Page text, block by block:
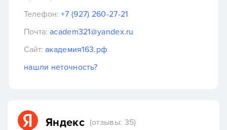
Телефон: +7 (927) 260-27-21
Почта: academ321@yandex.ru
Сайт: академия163.рф
нашли неточность?
Яндекс (отзывы: 35)